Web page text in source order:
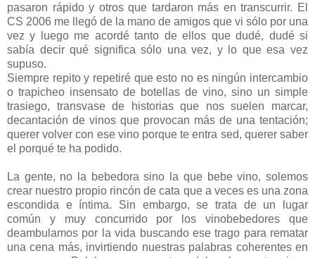
pasaron rápido y otros que tardaron más en transcurrir. El
CS 2006 me llegó de la mano de amigos que vi sólo por una
vez y luego me acordé tanto de ellos que dudé, dudé si
sabía decir qué significa sólo una vez, y lo que esa vez
supuso.
Siempre repito y repetiré que esto no es ningún intercambio
o trapicheo insensato de botellas de vino, sino un simple
trasiego, transvase de historias que nos suelen marcar,
decantación de vinos que provocan más de una tentación;
querer volver con ese vino porque te entra sed, querer saber
el porqué te ha podido.
La gente, no la bebedora sino la que bebe vino, solemos
crear nuestro propio rincón de cata que a veces es una zona
escondida e íntima. Sin embargo, se trata de un lugar
común y muy concurrido por los vinobebedores que
deambulamos por la vida buscando ese trago para rematar
una cena más, invirtiendo nuestras palabras coherentes en